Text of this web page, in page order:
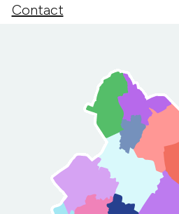
Contact